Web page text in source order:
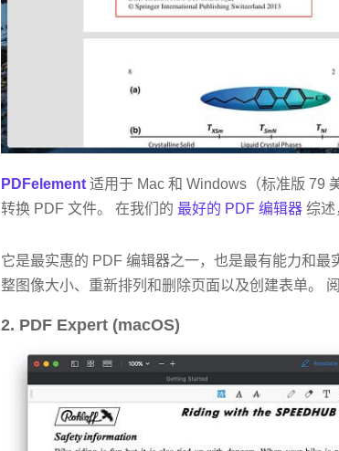
PDFelement 适用于 Mac 和 Windows（标准版 79
转换 PDF 文件。 在我们的 最好的 PDF 编辑器 综述
它是最实惠的 PDF 编辑器之一，也是最有能力和
整图像大小、重新排列和删除页面以及创建表单。
2. PDF Expert (macOS)